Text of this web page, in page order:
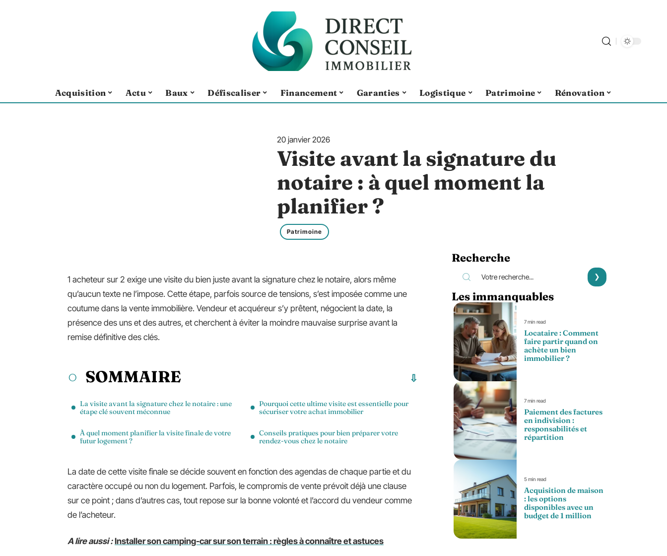
Acquisition Actu Baux Défiscaliser Financement Garanties Logistique Patrimoine Rénovation
20 janvier 2026
Visite avant la signature du
notaire : à quel moment la
planifier ?
Patrimoine
1 acheteur sur 2 exige une visite du bien juste avant la signature chez le notaire, alors même
qu’aucun texte ne l’impose. Cette étape, parfois source de tensions, s’est imposée comme une
coutume dans la vente immobilière. Vendeur et acquéreur s’y prêtent, négocient la date, la
présence des uns et des autres, et cherchent à éviter la moindre mauvaise surprise avant la
remise définitive des clés.
SOMMAIRE
La visite avant la signature chez le notaire : une
étape clé souvent méconnue
À quel moment planifier la visite finale de votre
futur logement ?
Pourquoi cette ultime visite est essentielle pour
sécuriser votre achat immobilier
Conseils pratiques pour bien préparer votre
rendez-vous chez le notaire
La date de cette visite finale se décide souvent en fonction des agendas de chaque partie et du
caractère occupé ou non du logement. Parfois, le compromis de vente prévoit déjà une clause
sur ce point ; dans d’autres cas, tout repose sur la bonne volonté et l’accord du vendeur comme
de l’acheteur.
A lire aussi : Installer son camping-car sur son terrain : règles à connaître et astuces
Recherche
Les immanquables
7 min read
Locataire : Comment
faire partir quand on
achète un bien
immobilier ?
7 min read
Paiement des factures
en indivision :
responsabilités et
répartition
5 min read
Acquisition de maison
: les options
disponibles avec un
budget de 1 million